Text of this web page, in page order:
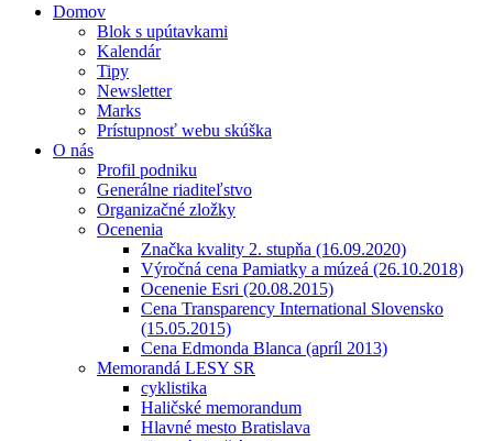
Domov
Blok s upútavkami
Kalendár
Tipy
Newsletter
Marks
Prístupnosť webu skúška
O nás
Profil podniku
Generálne riaditeľstvo
Organizačné zložky
Ocenenia
Značka kvality 2. stupňa (16.09.2020)
Výročná cena Pamiatky a múzeá (26.10.2018)
Ocenenie Esri (20.08.2015)
Cena Transparency International Slovensko
(15.05.2015)
Cena Edmonda Blanca (apríl 2013)
Memorandá LESY SR
cyklistika
Haličské memorandum
Hlavné mesto Bratislava